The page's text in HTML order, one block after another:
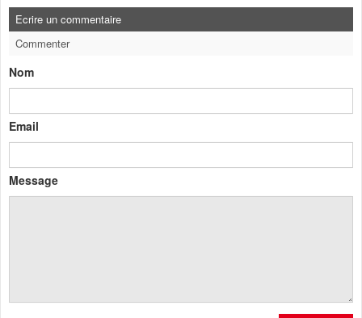
Ecrire un commentaire
Commenter
Nom
Email
Message